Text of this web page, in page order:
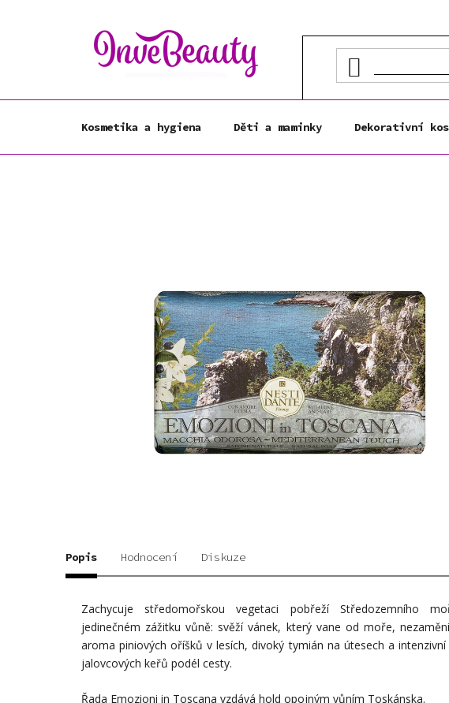
Kosmetika a hygiena Děti a maminky Dekorativní
Popis Hodnocení Diskuze
Zachycuje středomořskou vegetaci pobřeží Středozemního
jedinečném zážitku vůně: svěží vánek, který vane od moře,
aroma piniových oříšků v lesích, divoký tymián na útesech a intenzivní
jalovcových keřů podél cesty.
Řada Emozioni in Toscana vzdává hold opojným vůním Toskánska.